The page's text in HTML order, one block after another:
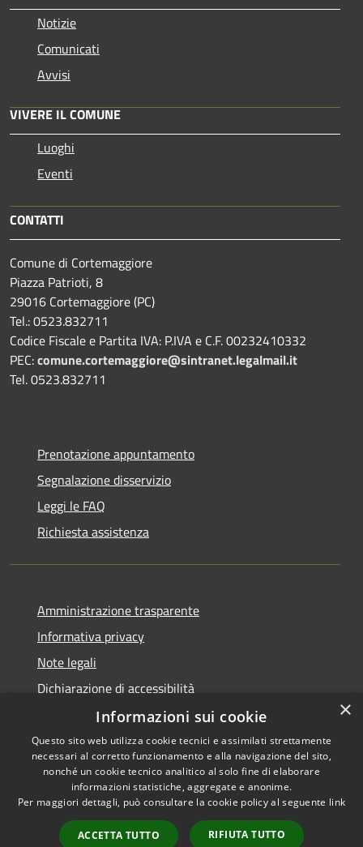
Notizie
Comunicati
Avvisi
VIVERE IL COMUNE
Luoghi
Eventi
CONTATTI
Comune di Cortemaggiore
Piazza Patrioti, 8
29016 Cortemaggiore (PC)
Tel.: 0523.832711
Codice Fiscale e Partita IVA: P.IVA e C.F. 00232410332
PEC:comune.cortemaggiore@sintranet.legalmail.it
Tel. 0523.832711
Prenotazione appuntamento
Segnalazione disservizio
Leggi le FAQ
Richiesta assistenza
Amministrazione trasparente
Informativa privacy
Note legali
Dichiarazione di accessibilità
Accessibilità
Privacy
Copyright © 2026 • Comune di
Cortemaggiore • Powered by
Municipium•Accesso
redazione
×
Informazioni sui cookie
Questo sito web utilizza cookie tecnici e assimilati strettamente
necessari al corretto funzionamento e alla navigazione del sito,
nonché un cookie tecnico analitico al solo fine di elaborare
informazioni statistiche, aggregate e anonime.
Per maggiori dettagli, può consultare la cookie policy al seguente link
ACCETTA TUTTO RIFIUTA TUTTO